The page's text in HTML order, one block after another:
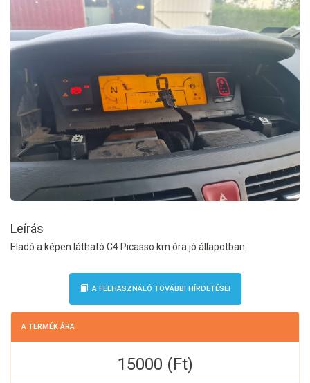
Leírás
Eladó a képen látható C4 Picasso km óra jó állapotban.
A FELHASZNÁLÓ TOVÁBBI HÍRDETÉSEI
A TERMÉK ÁRA
15000 (Ft)